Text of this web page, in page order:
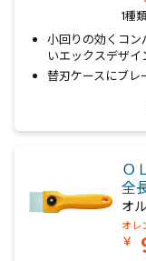
1種
小回りの効くコン
いエックスデザイ
替刃ケースにブレ
Ｏ
全
オ
オレ
￥